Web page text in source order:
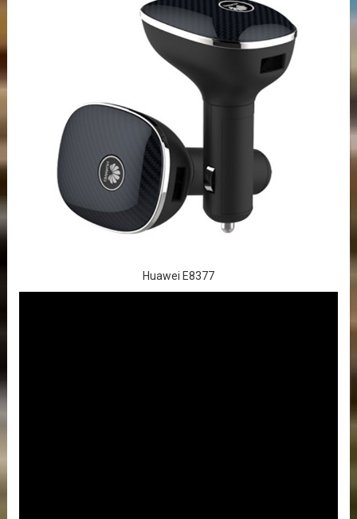
Huawei E8377